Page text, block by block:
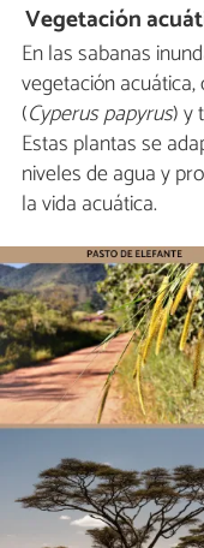
Vegetación
En las sabanas
vegetación
(Cyperus papyrus) y
Estas plantas se
niveles de agua y
la vida acuática.